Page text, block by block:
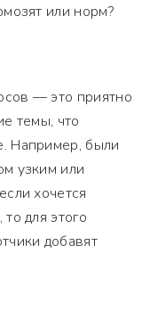
или норм?
— это приятно
темы, что
Например, были
узким или
хочется
для этого
добавят